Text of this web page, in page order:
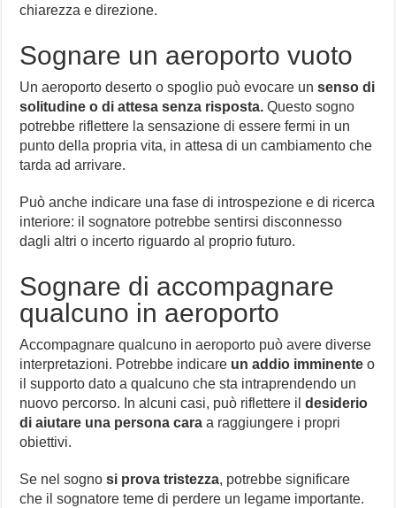
chiarezza e direzione.
Sognare un aeroporto vuoto
Un aeroporto deserto o spoglio può evocare unsenso di
solitudine o di attesa senza risposta. Questo sogno
potrebbe riflettere la sensazione di essere fermi in un
punto della propria vita, in attesa di un cambiamento che
tarda ad arrivare.
Può anche indicare una fase di introspezione e di ricerca
interiore: il sognatore potrebbe sentirsi disconnesso
dagli altri o incerto riguardo al proprio futuro.
Sognare di accompagnare
qualcuno in aeroporto
Accompagnare qualcuno in aeroporto può avere diverse
interpretazioni. Potrebbe indicare un addio imminente o
il supporto dato a qualcuno che sta intraprendendo un
nuovo percorso. In alcuni casi, può riflettere ildesiderio
di aiutare una persona cara a raggiungere i propri
obiettivi.
Se nel sognosi prova tristezza, potrebbe significare
che il sognatore teme di perdere un legame importante.